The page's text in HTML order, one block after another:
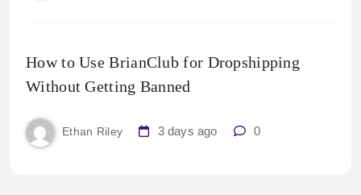
How to Use BrianClub for Dropshipping
Without Getting Banned
Ethan Riley 3 days ago 0